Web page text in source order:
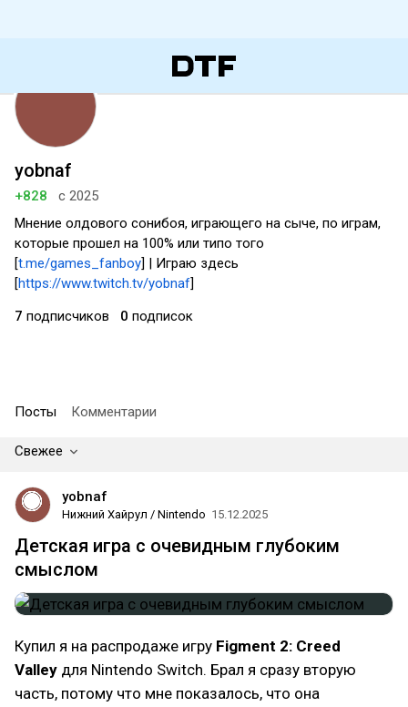
yobnaf
+828
с 2025
Мнение олдового сонибоя, играющего на сыче, по играм,
которые прошел на 100% или типо того
[t.me/games_fanboy] | Играю здесь
[https://www.twitch.tv/yobnaf]
7 подписчиков 0 подписок
Посты Комментарии
Свежее
yobnaf
Нижний Хайрул / Nintendo 15.12.2025
Детская игра с очевидным глубоким
смыслом
Купил я на распродаже игру Figment 2: Creed
Valley для Nintendo Switch. Брал я сразу вторую
часть, потому что мне показалось, что она